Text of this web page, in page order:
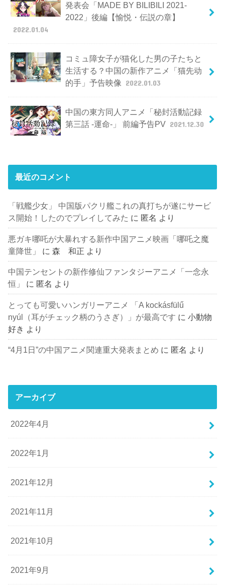
発表会「MADE BY BILIBILI 2021-
2022」後編【愉悦・伝説の章】
2022.01.04
コミュ障女子が猫化した男の子たちと
生活する？中国の新作アニメ「猫先动
的手」予告映像
2022.01.03
中国の東方同人アニメ「秘封活動記録
第三話 -運命-」 前編予告PV 2021.12.30
最近のコメント
「戦艦少女」 中国版パクリ艦これの真打ちが遂にサービ
ス開始！したのでプレイしてみた に 匿名 より
悪ガキ哪吒が大暴れする新作中国アニメ映画「哪吒之魔
童降世」
に森 和正 より
中国テンセントの新作修仙ファンタジーアニメ「一念永
恒」
に 匿名 より
とっても可愛いハンガリーアニメ 「A kockásfülű
nyúl（耳がチェック柄のうさぎ）」が最高です に小動物
好き
より
“4月1日”の中国アニメ関連重大発表まとめ に 匿名 より
アーカイブ
2022年4月
2022年1月
2021年12月
2021年11月
2021年10月
2021年9月